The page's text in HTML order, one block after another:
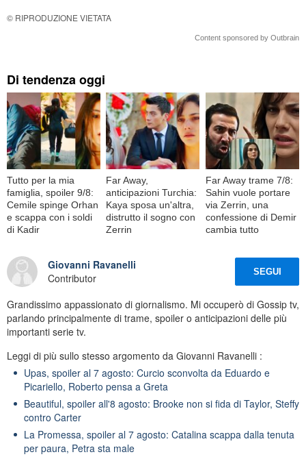
© RIPRODUZIONE VIETATA
Content sponsored by Outbrain
Di tendenza oggi
Tutto per la mia
famiglia, spoiler 9/8:
Cemile spinge Orhan
e scappa con i soldi
di Kadir
Far Away,
anticipazioni Turchia:
Kaya sposa un'altra,
distrutto il sogno con
Zerrin
Far Away trame 7/8:
Sahin vuole portare
via Zerrin, una
confessione di Demir
cambia tutto
Giovanni Ravanelli
Contributor
SEGUI
Grandissimo appassionato di giornalismo. Mi occuperò di Gossip tv,
parlando principalmente di trame, spoiler o anticipazioni delle più
importanti serie tv.
Leggi di più sullo stesso argomento da Giovanni Ravanelli :
Upas, spoiler al 7 agosto: Curcio sconvolta da Eduardo e
Picariello, Roberto pensa a Greta
Beautiful, spoiler all'8 agosto: Brooke non si fida di Taylor, Steffy
contro Carter
La Promessa, spoiler al 7 agosto: Catalina scappa dalla tenuta
per paura, Petra sta male